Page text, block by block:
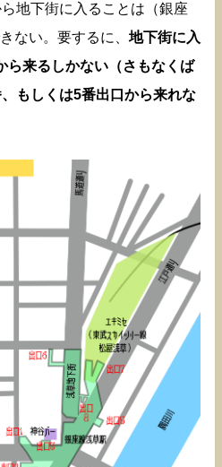
地下街に入ることは（銀座
ない。要するに、 地下街に入
ら来るしかない（さもなくば
もしくは5番出口から来れな